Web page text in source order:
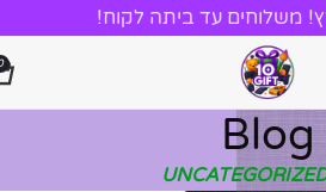
משלוחים עד ביתה לקוח!
Blog